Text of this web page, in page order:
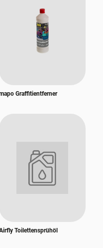
Graffitientferner
Toilettensprühöl